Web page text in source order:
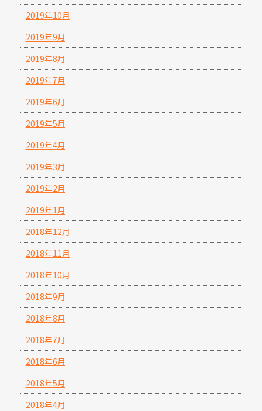
2019年10月
2019年9月
2019年8月
2019年7月
2019年6月
2019年5月
2019年4月
2019年3月
2019年2月
2019年1月
2018年12月
2018年11月
2018年10月
2018年9月
2018年8月
2018年7月
2018年6月
2018年5月
2018年4月